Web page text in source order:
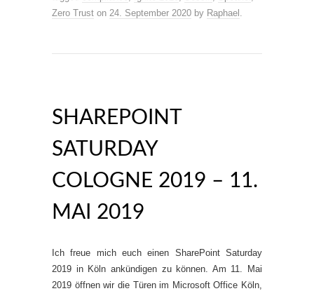
Zero Trust on 24. September 2020 by Raphael .
SHAREPOINT
SATURDAY
COLOGNE 2019 – 11.
MAI 2019
Ich freue mich euch einen SharePoint Saturday
2019 in Köln ankündigen zu können. Am 11. Mai
2019 öffnen wir die Türen im Microsoft Office Köln,